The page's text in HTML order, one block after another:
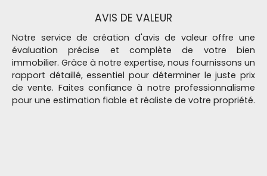
AVIS DE VALEUR
Notre service de création d'avis de valeur offre une
évaluation précise et complète de votre bien
immobilier. Grâce à notre expertise, nous fournissons un
rapport détaillé, essentiel pour déterminer le juste prix
de vente. Faites confiance à notre professionnalisme
pour une estimation fiable et réaliste de votre propriété.